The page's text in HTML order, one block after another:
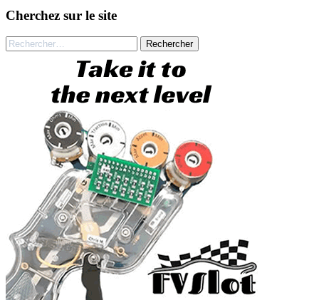
Cherchez sur le site
Rechercher :